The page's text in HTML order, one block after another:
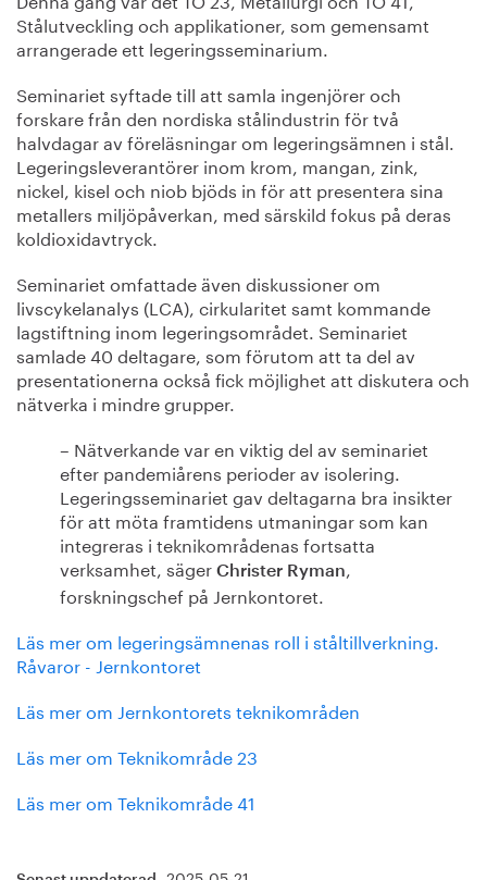
Stålutveckling och applikationer, som gemensamt
arrangerade ett legeringsseminarium.
Seminariet syftade till att samla ingenjörer och
forskare från den nordiska stålindustrin för två
halvdagar av föreläsningar om legeringsämnen i stål.
Legeringsleverantörer inom krom, mangan, zink,
nickel, kisel och niob bjöds in för att presentera sina
metallers miljöpåverkan, med särskild fokus på deras
koldioxidavtryck.
Seminariet omfattade även diskussioner om
livscykelanalys (LCA), cirkularitet samt kommande
lagstiftning inom legeringsområdet. Seminariet
samlade 40 deltagare, som förutom att ta del av
presentationerna också fick möjlighet att diskutera och
nätverka i mindre grupper.
– Nätverkande var en viktig del av seminariet
efter pandemiårens perioder av isolering.
Legeringsseminariet gav deltagarna bra insikter
för att möta framtidens utmaningar som kan
integreras i teknikområdenas fortsatta
verksamhet, säger Christer Ryman,
forskningschef på Jernkontoret.
Läs mer om legeringsämnenas roll i ståltillverkning.
Råvaror - Jernkontoret
Läs mer om Jernkontorets teknikområden
Läs mer om Teknikområde 23
Läs mer om Teknikområde 41